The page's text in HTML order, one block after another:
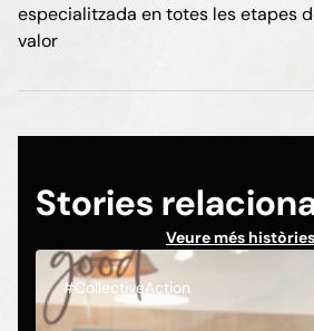
especialitzada en totes les etapes
valor
Stories
Veure més històries
#CollectiveAction